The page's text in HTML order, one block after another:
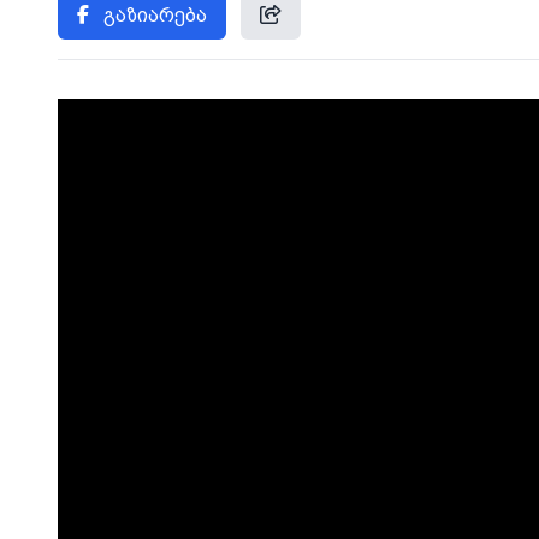
გაზიარება